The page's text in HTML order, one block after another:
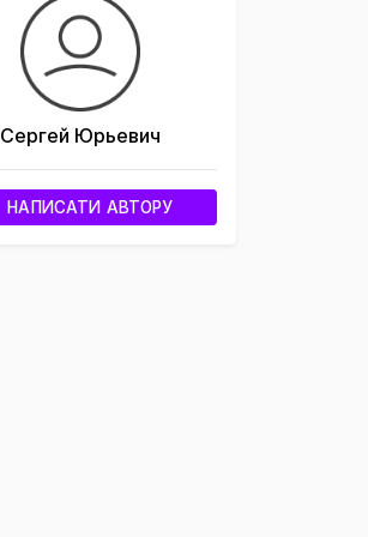
Сергей Юрьевич
НАПИСАТИ АВТОРУ